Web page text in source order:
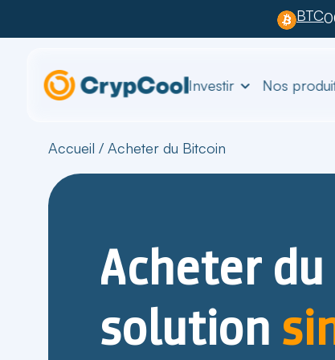
BTC
Investir Nos
Accueil / Acheter du Bitcoin
Acheter
solution